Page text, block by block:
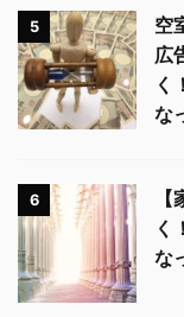
5
空
広
く
な
6
く
な